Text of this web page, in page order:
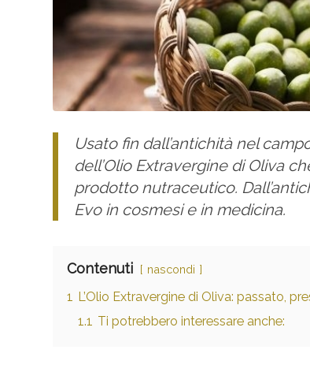
Usato fin dall’antichità nel
dell’Olio Extravergine di Oliva
prodotto nutraceutico.
Evo in cosmesi e in medicina.
Contenuti nascondi
1 L’Olio Extravergine di Oliva: passato,
1.1 Ti potrebbero interessare anche: